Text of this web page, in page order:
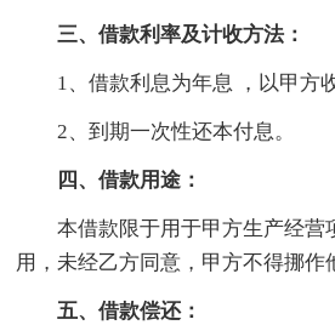
三、借款利率及计收方法：
1、借款利息为年息 ，以甲方
2、到期一次性还本付息。
四、借款用途：
本借款限于用于甲方生产经营
用，未经乙方同意，甲方不得挪作
五、借款偿还：